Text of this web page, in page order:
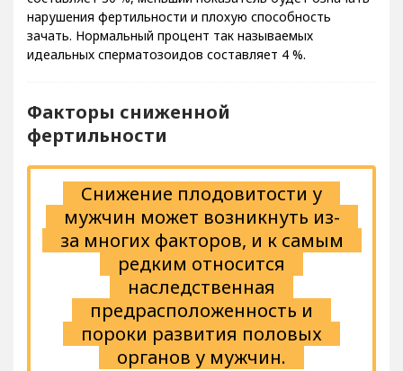
нарушения фертильности и плохую способность
зачать. Нормальный процент так называемых
идеальных сперматозоидов составляет 4 %.
Факторы сниженной
фертильности
Снижение плодовитости у
мужчин может возникнуть из-
за многих факторов, и к самым
редким относится
наследственная
предрасположенность и
пороки развития половых
органов у мужчин.